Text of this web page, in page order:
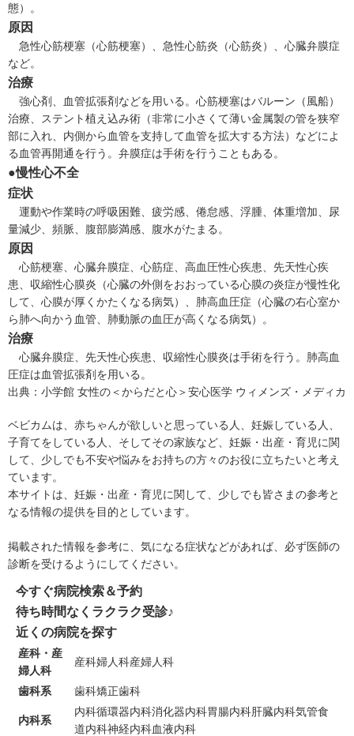
態）。
原因
急性心筋梗塞（心筋梗塞）、急性心筋炎（心筋炎）、 心臓弁膜症
など。
治療
強心剤、血管拡張剤などを用いる。心筋梗塞はバルーン（風船）
治療、ステント植え込み術（非常に小さくて薄い金属製の管を狭窄
部に入れ、内側から血管を支持して血管を拡大する方法）などによ
る血管再開通を行う。弁膜症は手術を行うこともある。
●慢性心不全
症状
運動や作業時の呼吸困難、疲労感、倦怠感、浮腫、体重増加、尿
量減少、頻脈、腹部膨満感、腹水がたまる。
原因
心筋梗塞、心臓弁膜症、 心筋症 、高血圧性心疾患、先天性心疾
患、収縮性心膜炎（心臓の外側をおおっている心膜の炎症が慢性化
して、心膜が厚くかたくなる病気）、肺高血圧症（心臓の右心室か
ら肺へ向かう血管、肺動脈の血圧が高くなる病気）。
治療
心臓弁膜症、先天性心疾患、収縮性心膜炎は手術を行う。肺高血
圧症は血管拡張剤を用いる。
出典： 小学館 女性の＜からだと心＞安心医学 ウィメンズ・メディカ
ベビカムは、赤ちゃんが欲しいと思っている人、妊娠している人、
子育てをしている人、そしてその家族など、妊娠・出産・育児に関
して、少しでも不安や悩みをお持ちの方々のお役に立ちたいと考え
ています。
本サイトは、妊娠・出産・育児に関して、少しでも皆さまの参考と
なる情報の提供を目的としています。
掲載された情報を参考に、気になる症状などがあれば、必ず医師の
診断を受けるようにしてください。
今すぐ病院検索＆予約
待ち時間なくラクラク受診♪
近くの病院を探す
産科・産
婦人科
産科婦人科産婦人科
歯科系 歯科矯正歯科
内科系
内科循環器内科消化器内科胃腸内科肝臓内科気管食
道内科神経内科血液内科